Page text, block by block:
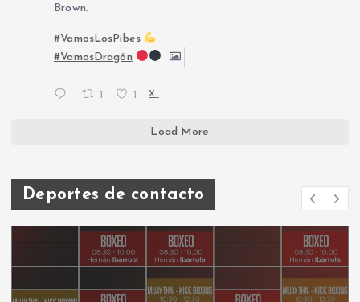
Brown.
#VamosLosPibes
#VamosDragón
X
Load More
Deportes de contacto